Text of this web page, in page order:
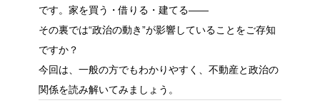
です。家を買う・借りる・建てる――
その裏では“政治の動き”が影響していることをご存知
ですか？
今回は、一般の方でもわかりやすく、不動産と政治の
関係を読み解いてみましょう。